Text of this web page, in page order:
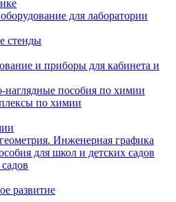
для лаборатории
стенды
и приборы для кабинета и
пособия по химии
по химии
Инженерная графика
для школ и детских садов
развитие